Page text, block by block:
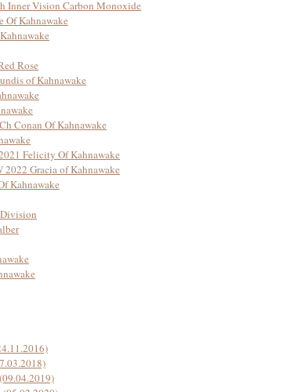
Inner Vision Carbon Monoxide
Of Kahnawake
Rose
of Kahnawake
Conan Of Kahnawake
Felicity Of Kahnawake
2022 Gracia of Kahnawake
Kahnawake
Division